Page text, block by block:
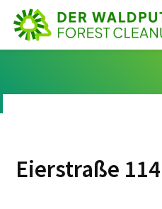
Eierstraße 114